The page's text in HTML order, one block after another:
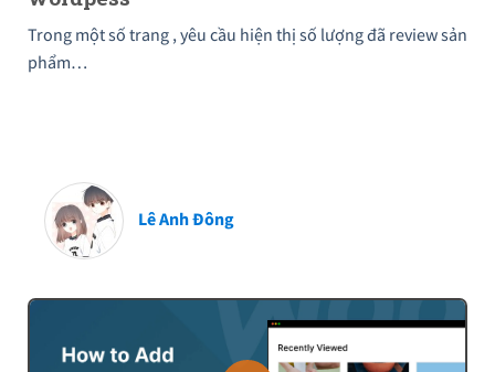
Trong một số trang , yêu cầu hiện thị số lượng đã review sản
phẩm…
Lê Anh Đông